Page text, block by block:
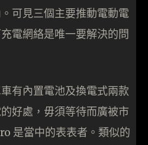
可見三個主要推動電動電
電網絡是唯一要解決的問
有內置電池及換電式兩款
好處，毋須等待而廣被市
是當中的表表者。類似的